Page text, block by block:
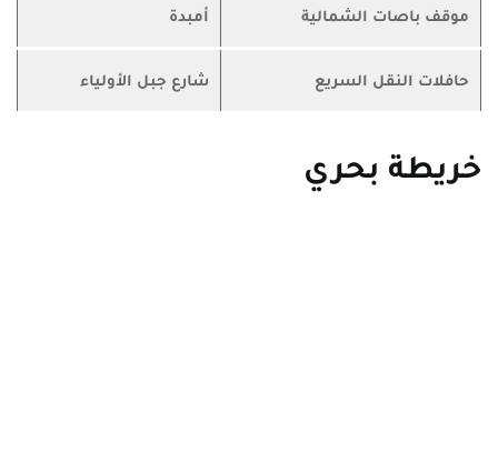
موقف باصات الشمالية أمبدة
حافلات النقل السريع شارع جبل الأولياء
خريطة بحري